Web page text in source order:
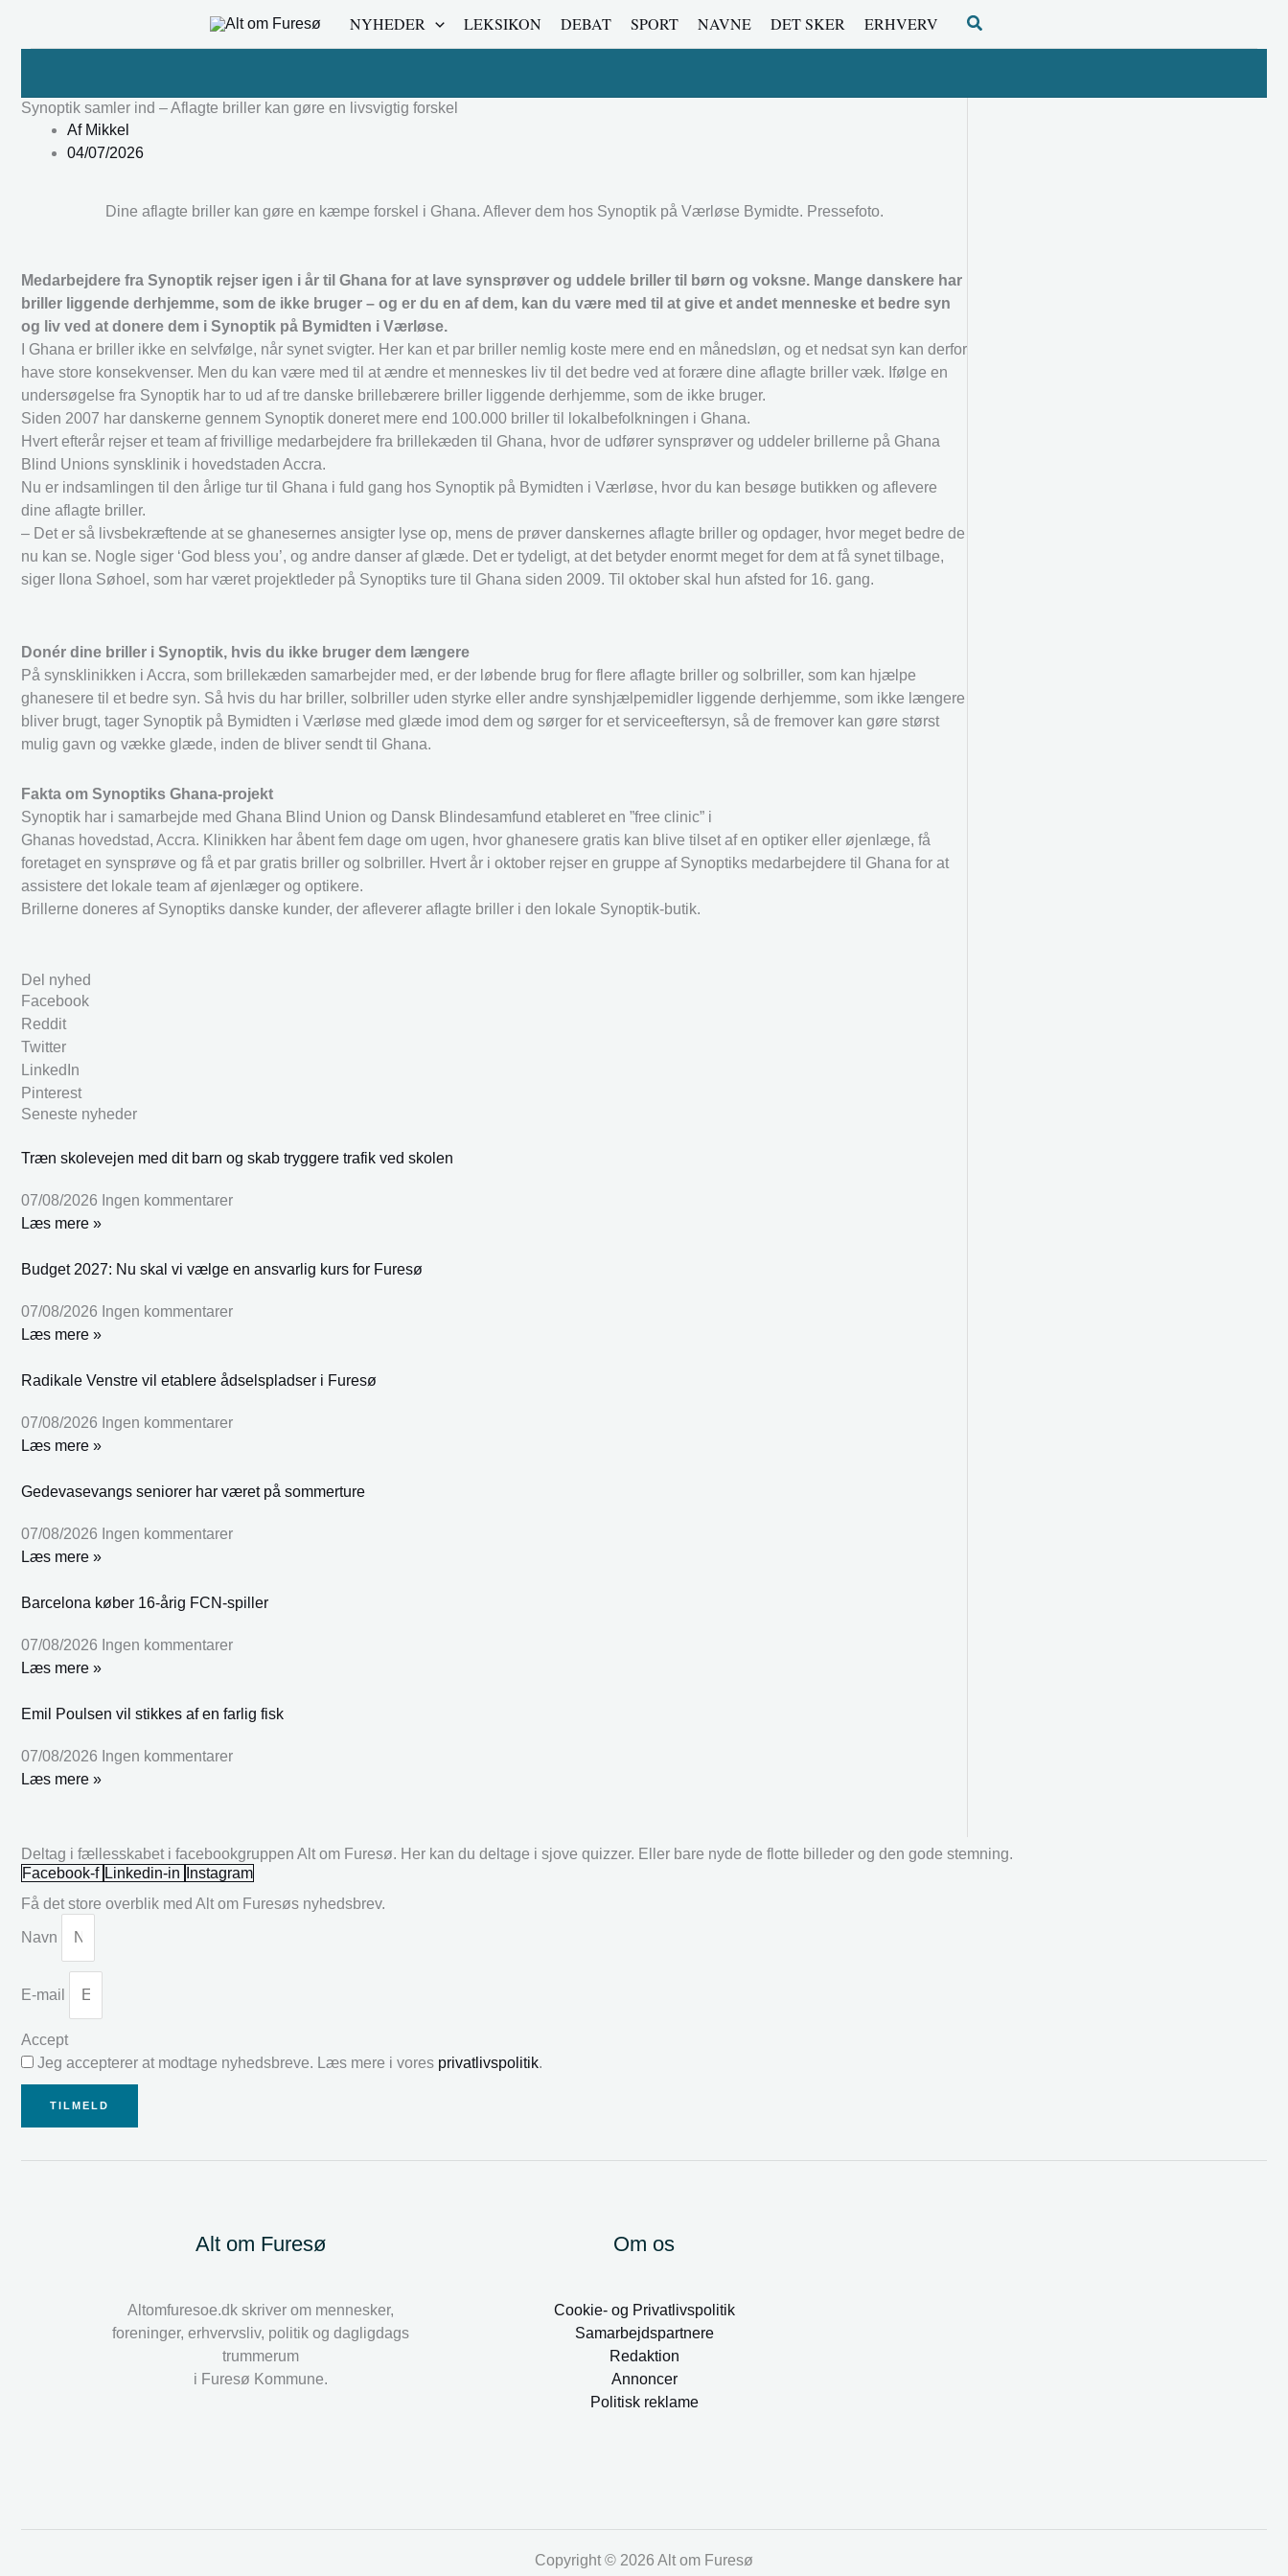
NYHEDER LEKSIKON DEBAT SPORT NAVNE DET SKER ERHVERV Søg
Synoptik samler ind – Aflagte briller kan gøre en livsvigtig forskel
AfMikkel
04/07/2026
Dine aflagte briller kan gøre en kæmpe forskel i Ghana. Aflever dem hos Synoptik på Værløse Bymidte. Pressefoto.
Medarbejdere fra Synoptik rejser igen i år til Ghana for at lave synsprøver og uddele briller til børn og voksne. Mange danskere har
briller liggende derhjemme, som de ikke bruger – og er du en af dem, kan du være med til at give et andet menneske et bedre syn
og liv ved at donere dem i Synoptik på Bymidten i Værløse.
I Ghana er briller ikke en selvfølge, når synet svigter. Her kan et par briller nemlig koste mere end en månedsløn, og et nedsat syn kan derfor
have store konsekvenser. Men du kan være med til at ændre et menneskes liv til det bedre ved at forære dine aflagte briller væk. Ifølge en
undersøgelse fra Synoptik har to ud af tre danske brillebærere briller liggende derhjemme, som de ikke bruger.
Siden 2007 har danskerne gennem Synoptik doneret mere end 100.000 briller til lokalbefolkningen i Ghana.
Hvert efterår rejser et team af frivillige medarbejdere fra brillekæden til Ghana, hvor de udfører synsprøver og uddeler brillerne på Ghana
Blind Unions synsklinik i hovedstaden Accra.
Nu er indsamlingen til den årlige tur til Ghana i fuld gang hos Synoptik på Bymidten i Værløse, hvor du kan besøge butikken og aflevere
dine aflagte briller.
– Det er så livsbekræftende at se ghanesernes ansigter lyse op, mens de prøver danskernes aflagte briller og opdager, hvor meget bedre de
nu kan se. Nogle siger ‘God bless you’, og andre danser af glæde. Det er tydeligt, at det betyder enormt meget for dem at få synet tilbage,
siger Ilona Søhoel, som har været projektleder på Synoptiks ture til Ghana siden 2009. Til oktober skal hun afsted for 16. gang.
Donér dine briller i Synoptik, hvis du ikke bruger dem længere
På synsklinikken i Accra, som brillekæden samarbejder med, er der løbende brug for flere aflagte briller og solbriller, som kan hjælpe
ghanesere til et bedre syn. Så hvis du har briller, solbriller uden styrke eller andre synshjælpemidler liggende derhjemme, som ikke længere
bliver brugt, tager Synoptik på Bymidten i Værløse med glæde imod dem og sørger for et serviceeftersyn, så de fremover kan gøre størst
mulig gavn og vække glæde, inden de bliver sendt til Ghana.
Fakta om Synoptiks Ghana-projekt
Synoptik har i samarbejde med Ghana Blind Union og Dansk Blindesamfund etableret en ”free clinic” i
Ghanas hovedstad, Accra. Klinikken har åbent fem dage om ugen, hvor ghanesere gratis kan blive tilset af en optiker eller øjenlæge, få
foretaget en synsprøve og få et par gratis briller og solbriller. Hvert år i oktober rejser en gruppe af Synoptiks medarbejdere til Ghana for at
assistere det lokale team af øjenlæger og optikere.
Brillerne doneres af Synoptiks danske kunder, der afleverer aflagte briller i den lokale Synoptik-butik.
Del nyhed
Facebook
Reddit
Twitter
LinkedIn
Pinterest
Seneste nyheder
Træn skolevejen med dit barn og skab tryggere trafik ved skolen
07/08/2026 Ingen kommentarer
Læs mere »
Budget 2027: Nu skal vi vælge en ansvarlig kurs for Furesø
07/08/2026 Ingen kommentarer
Læs mere »
Radikale Venstre vil etablere ådselspladser i Furesø
07/08/2026 Ingen kommentarer
Læs mere »
Gedevasevangs seniorer har været på sommerture
07/08/2026 Ingen kommentarer
Læs mere »
Barcelona køber 16-årig FCN-spiller
07/08/2026 Ingen kommentarer
Læs mere »
Emil Poulsen vil stikkes af en farlig fisk
07/08/2026 Ingen kommentarer
Læs mere »
Deltag i fællesskabet i facebookgruppen Alt om Furesø. Her kan du deltage i sjove quizzer. Eller bare nyde de flotte billeder og den gode stemning.
Facebook-f Linkedin-in
Instagram
Få det store overblik med Alt om Furesøs nyhedsbrev.
Navn
E-mail
Accept
Jeg accepterer at modtage nyhedsbreve. Læs mere i vores privatlivspolitik.
TILMELD
Alt om Furesø
Altomfuresoe.dk skriver om mennesker,
foreninger, erhvervsliv, politik og dagligdags
trummerum
i Furesø Kommune.
Om os
Cookie- og Privatlivspolitik
Samarbejdspartnere
Redaktion
Annoncer
Politisk reklame
Copyright © 2026 Alt om Furesø